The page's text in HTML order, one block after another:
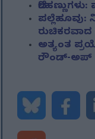
ಪಲ್ಲೆಹೂವು:
ರುಚಿಕರವಾದ
ಅತ್ಯಂತ
ರೌಂಡ್-ಅಪ್